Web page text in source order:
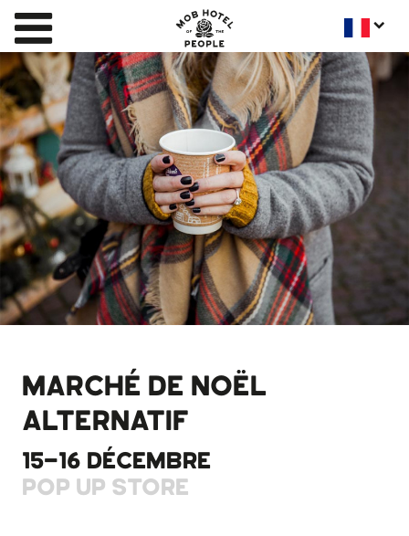
MARCHÉ DE NOËL
ALTERNATIF
15-16 DÉCEMBRE
POP UP STORE